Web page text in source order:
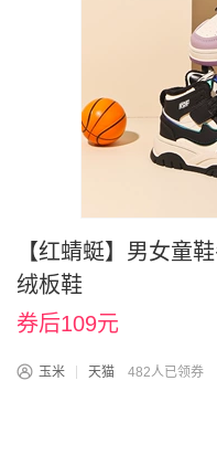
【红蜻蜓】男女童
绒板鞋
券后109元
玉米 天猫 482人已领券